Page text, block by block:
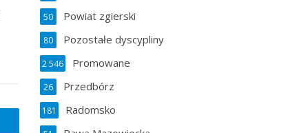
Powiat zgierski
50
Pozostałe dyscypliny
80
Promowane
2 546
Przedbórz
26
Radomsko
181